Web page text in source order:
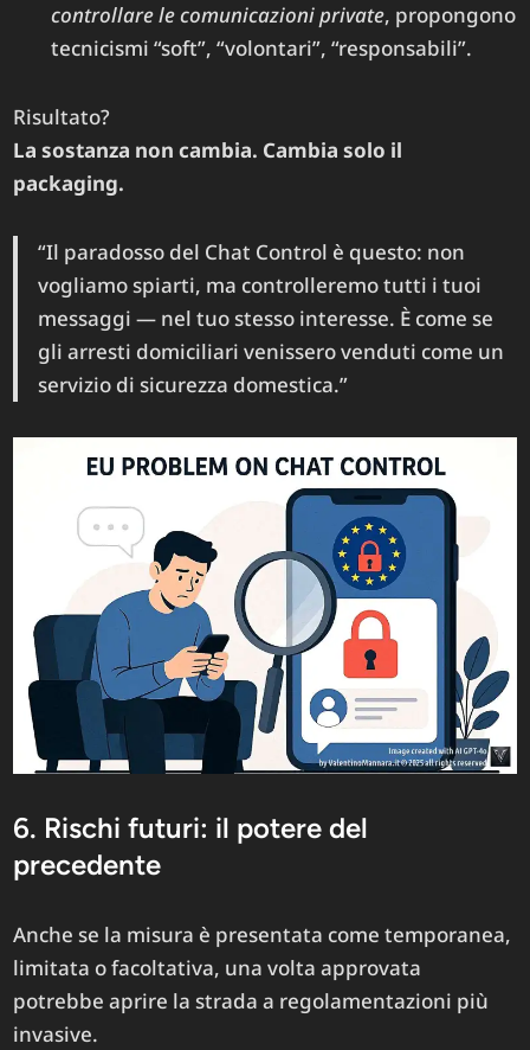
controllare le comunicazioni private, propongono
tecnicismi “soft”, “volontari”, “responsabili”.
Risultato?
La sostanza non cambia. Cambia solo il
packaging.
“Il paradosso del Chat Control è questo: non
vogliamo spiarti, ma controlleremo tutti i tuoi
messaggi — nel tuo stesso interesse. È come se
gli arresti domiciliari venissero venduti come un
servizio di sicurezza domestica.”
6. Rischi futuri: il potere del
precedente
Anche se la misura è presentata come temporanea,
limitata o facoltativa, una volta approvata
potrebbe aprire la strada a regolamentazioni più
invasive.